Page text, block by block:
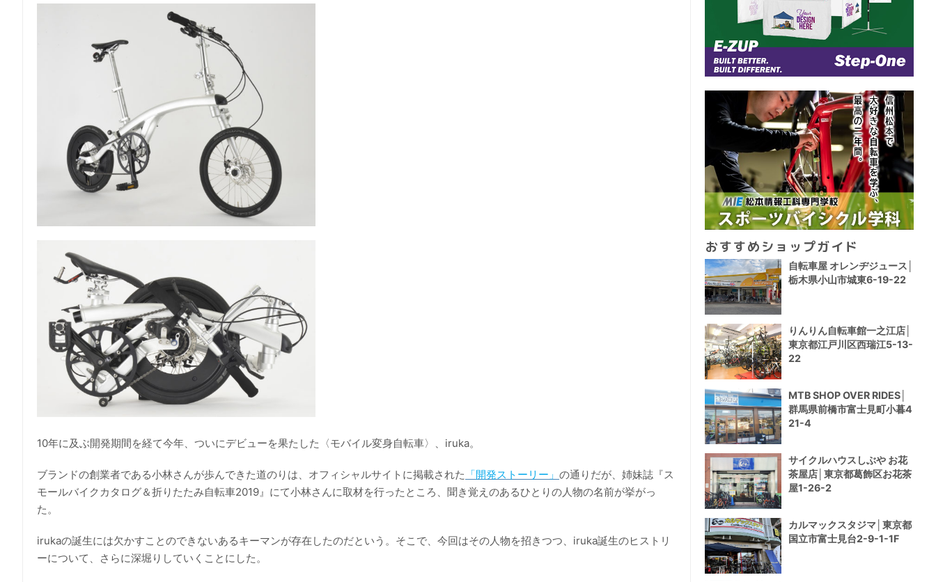
10年に及ぶ開発期間を経て今年、ついにデビューを果たした〈モバイル変身自転車〉、iruka。
ブランドの創業者である小林さんが歩んできた道のりは、オフィシャルサイトに掲載された 「開発ストーリー」 の通りだが、姉妹誌『ス
モールバイクカタログ＆折りたたみ自転車2019』にて小林さんに取材を行ったところ、聞き覚えのあるひとりの人物の名前が挙がっ
た。
irukaの誕生には欠かすことのできないあるキーマンが存在したのだという。そこで、今回はその人物を招きつつ、iruka誕生のヒストリ
ーについて、さらに深堀りしていくことにした。
おすすめショップガイド
自転車屋 オレンヂジュース│
栃木県小山市城東6-19-22
りんりん自転車館一之江店│
東京都江戸川区西瑞江5-13-
22
MTB SHOP OVER RIDES│
群馬県前橋市富士見町小暮4
21-4
サイクルハウスしぶや お花
茶屋店│東京都葛飾区お花茶
屋1-26-2
カルマックスタジマ│東京都
国立市富士見台2-9-1-1F